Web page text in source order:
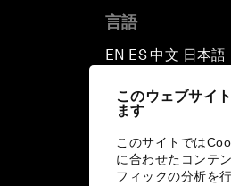
このウェブサイ
ます
このサイトでは
に合わせたコンテ
フィックの分析を
言語
EN ▪ES▪中文▪ 日本語